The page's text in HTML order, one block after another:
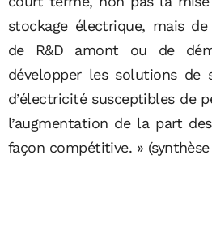
stockage électrique, mais
de R&D amont ou de
développer les solutions de
d’électricité susceptibles de
l’augmentation de la part
façon compétitive. »